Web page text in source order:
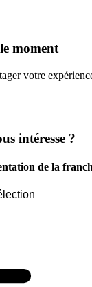
moment
votre
intéresse ?
de la